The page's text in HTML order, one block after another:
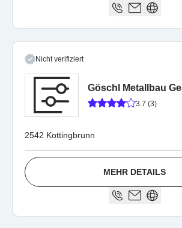
Nicht verifiziert
Göschl Metallbau
3.7 (3)
2542 Kottingbrunn
MEHR DETAILS